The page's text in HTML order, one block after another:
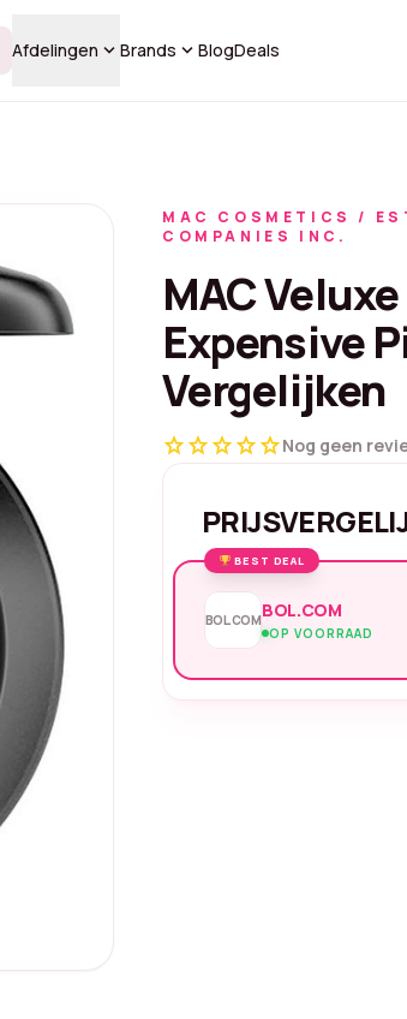
Afdelingen keyboard_arrow_downBrands keyboard_arrow_downBlogDeals
MAC COSMETICS /
COMPANIES INC.
MAC
Expensive
Vergelijken
starstarstarstarstarNog geen
BEST DEAL
BOL.COMBOL.COM
OP VOORRAAD